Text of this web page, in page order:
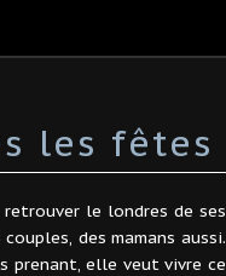
les fêtes
le londres de ses
des mamans aussi.
prenant, elle veut vivre ce